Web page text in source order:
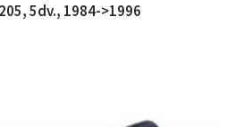
5dv., 1984->1996